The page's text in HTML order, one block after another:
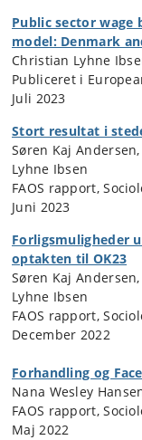
Public sector wage
model: Denmark
Christian Lyhne
Publiceret i
Juli 2023
Stort resultat i
Søren Kaj
Lyhne Ibsen
FAOS rapport,
Juni 2023
Forligsmuligheder
optakten til OK23
Søren Kaj
Lyhne Ibsen
FAOS rapport,
December 2022
Forhandling og
Nana Wesley
FAOS rapport,
Maj 2022